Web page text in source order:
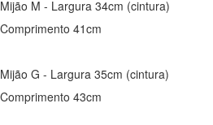
Mijão M - Largura 34cm (cintura)
Comprimento 41cm
Mijão G - Largura 35cm (cintura)
Comprimento 43cm